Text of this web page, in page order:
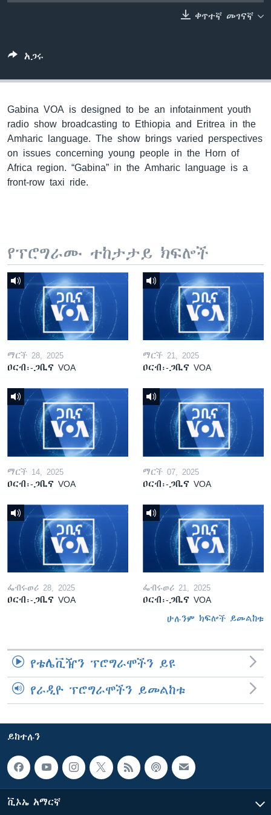
ቀጥተኛ መገናኛ
አጋሩ
Gabina VOA is designed to be an infotainment youth
radio show broadcasting to Ethiopia and Eritrea in the
Amharic language. The show brings varied perspectives
on issues concerning young people in the Horn of
Africa region. “Gabina” in the Amharic language is a
front-row taxi ride.
የፕሮግራሙ ተከታታይ ክፍሎች
ማርች 28, 2025
ዐርብ፡-ጋቢና VOA
ማርች 21, 2025
ዐርብ፡-ጋቢና VOA
ማርች 14, 2025
ዐርብ፡-ጋቢና VOA
ማርች 07, 2025
ዐርብ፡-ጋቢና VOA
ፌብሩወሪ 28, 2025
ዐርብ፡-ጋቢና VOA
ፌብሩወሪ 21, 2025
ዐርብ፡-ጋቢና VOA
ሁሉንም ክፍሎች ይመልከቱ
የቴሌቪዥን ፕሮግራሞችን ይዩ
የራዲዮ ፕሮግራሞችን ይመልከቱ
ይከተሉን
ቪኦኤ አማርኛ